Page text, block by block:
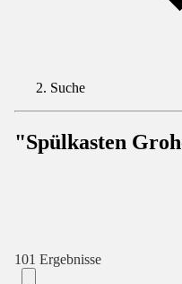
Suche
"Spülkasten
101 Ergebnisse